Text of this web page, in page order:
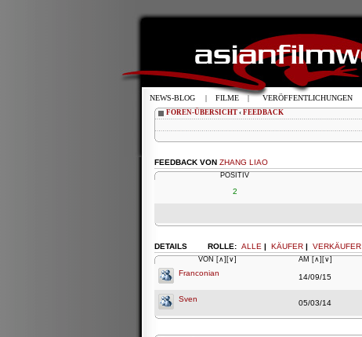
FOREN-ÜBERSICHT ‹ FEEDBACK
FEEDBACK VON ZHANG LIAO
POSITIV
2
ROLLE: ALLE | KÄUFER | VERKÄUFER
DETAILS
VON [∧] [∨] AM [∧] [∨]
Franconian 14/09/15
Sven 05/03/14
NEWS-BLOG | FILME | VERÖFFENTLICHUNGEN